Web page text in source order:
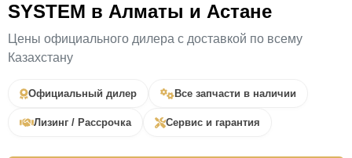
SYSTEM в Алматы и Астане
Цены официального дилера с доставкой по всему
Казахстану
Официальный дилер Все запчасти в наличии
Лизинг / Рассрочка Сервис и гарантия